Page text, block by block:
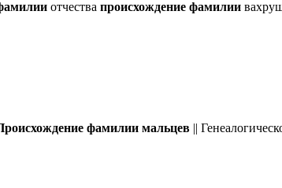
отчества происхождение фамилии
фамилии мальцев ||